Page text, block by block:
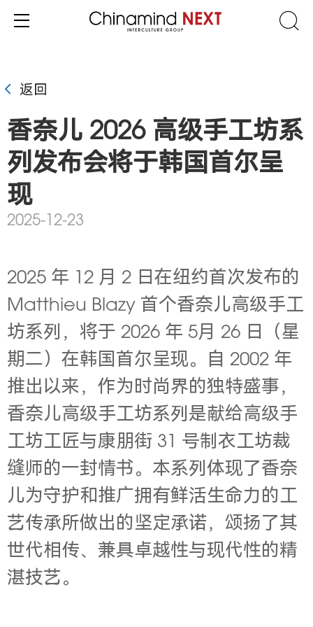
返回
香奈儿 2026 高级手工坊系
列发布会将于韩国首尔呈
现
2025-12-23
2025 年 12 月 2 日在纽约首次发布的
Matthieu Blazy 首个香奈儿高级手工
坊系列，将于 2026 年 5月 26 日（星
期二）在韩国首尔呈现。
自 2002 年
推出以来，作为时尚界的独特盛事，
香奈儿高级手工坊系列是献给高级手
工坊工匠与康朋街 31 号制衣工坊裁
缝师的一封情书。本系列体现了香奈
儿为守护和推广拥有鲜活生命力的工
艺传承所做出的坚定承诺，颂扬了其
世代相传、兼具卓越性与现代性的精
湛技艺。